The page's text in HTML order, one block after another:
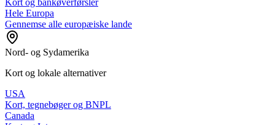
Hele Europa
Gennemse alle europæiske lande
Nord- og Sydamerika
Kort og lokale alternativer
USA
Kort, tegnebøger og BNPL
Canada